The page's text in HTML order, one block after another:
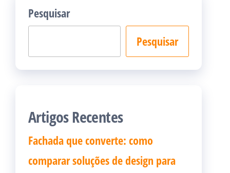
Pesquisar
Pesquisar
Artigos Recentes
Fachada que converte: como
comparar soluções de design para